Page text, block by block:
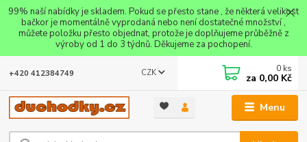
99% naší nabídky je skladem. Pokud se přesto stane , že některá velikost
bačkor je momentálně vyprodaná nebo není dostatečné množství ,
můžete položku přesto objednat, protože je doplňujeme průběžně z
výroby od 1 do 3 týdnů. Děkujeme za pochopení.
Menu
CZK
+420 412384749 0 ks
za 0,00 Kč